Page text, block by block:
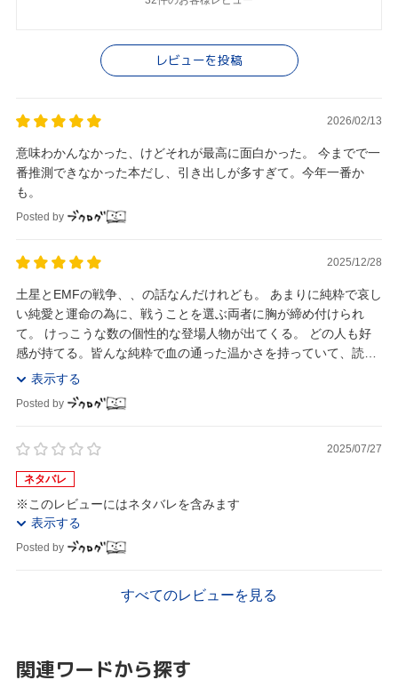
レビューを投稿
2026/02/13
意味わかんなかった、けどそれが最高に面白かった。 今までで一
番推測できなかった本だし、引き出しが多すぎて。今年一番か
も。
Posted by
2025/12/28
土星とEMFの戦争、、の話なんだけれども。 あまりに純粋で哀し
い純愛と運命の為に、戦うことを選ぶ両者に胸が締め付けられ
て。 けっこうな数の個性的な登場人物が出てくる。 どの人も好
感が持てる。皆んな純粋で血の通った温かさを持っていて、読ん
でいると心から応援したくなる。 特に好きだっ...
表示する
Posted by
2025/07/27
ネタバレ
※このレビューにはネタバレを含みます
表示する
Posted by
すべてのレビューを見る
関連ワードから探す